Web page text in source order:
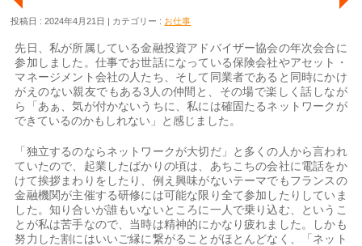
投稿日 : 2024年4月21日 カテゴリー : お仕事
先日、私が所属している金融投資アドバイザー協会の年次会合に
参加しました。仕事でお世話になっている保険会社やアセット・
マネージメント会社の人たち、そして同業者であると同時にかけ
がえのない親友でもある3人の仲間と、その場で楽しく話しなが
ら「あぁ、気が付かないうちに、私には確固たるネットワークが
できているのかもしれない」と感じました。
「独立するのならネットワークが大切だ」と多くの人から言われ
ていたので、起業したばかりの頃は、あちこちの会社に電話をか
けて挨拶まわりをしたり、例え興味がないテーマでもフランスの
金融機関が主催する研修には可能な限り全て参加したりしていま
した。知り合いが誰もいないところに一人で乗り込む、というこ
とが私は苦手なので、当時は精神的にかなり疲れました。しかも
努力した割にはいいご縁に繋がることがほとんどなく、「ネット